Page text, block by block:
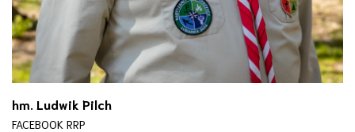
hm. Ludwik Pilch
FACEBOOK RRP